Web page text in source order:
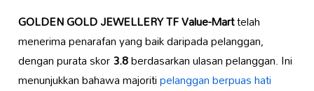
GOLDEN GOLD JEWELLERY TF Value-Marttelah
menerima penarafan yang baik daripada pelanggan,
dengan purata skor3.8berdasarkan ulasan pelanggan. Ini
menunjukkan bahawa majoritipelanggan berpuas hati